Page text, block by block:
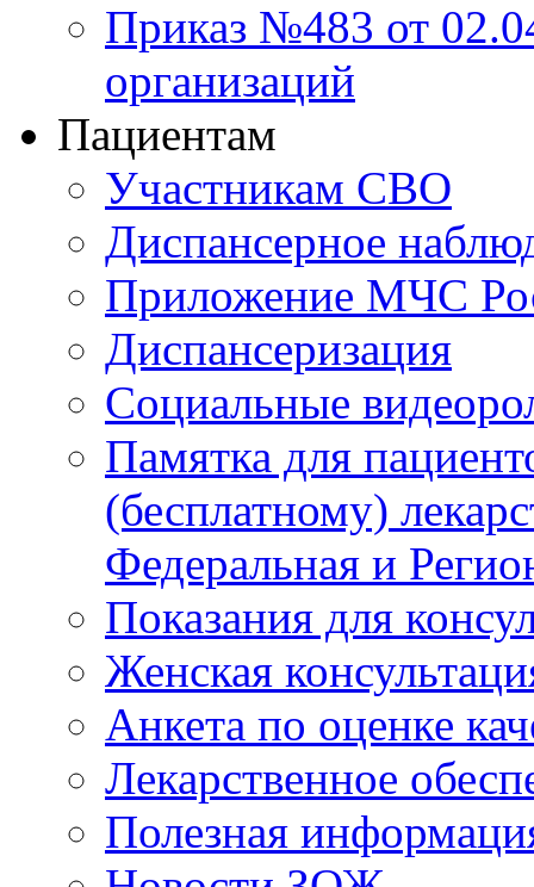
Приказ №483 от
организаций
Пациентам
Участникам СВО
Диспансерное
Приложение МЧС
Диспансеризация
Социальные
Памятка для
(бесплатному)
Федеральная и
Показания для
Женская
Анкета по оценке
Лекарственное
Полезная